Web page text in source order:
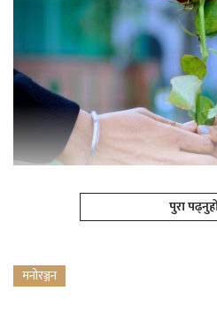
पुरा
मनोरञ्जन